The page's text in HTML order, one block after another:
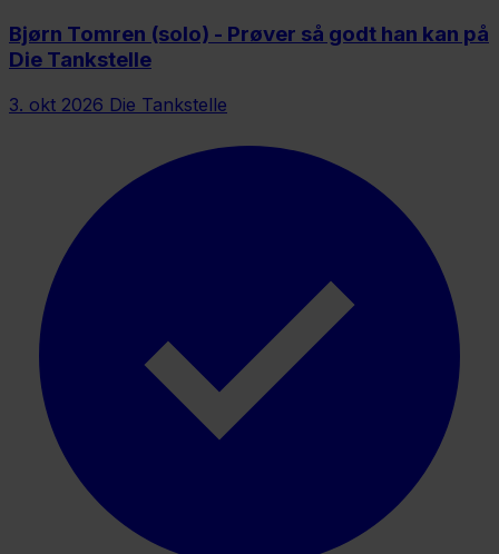
Bjørn Tomren (solo) - Prøver så godt han kan på
Die Tankstelle
3. okt 2026 Die Tankstelle